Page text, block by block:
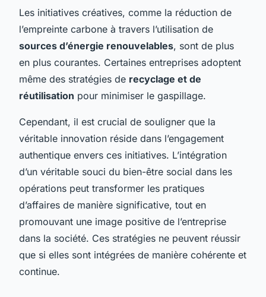
Les initiatives créatives, comme la réduction de
l’empreinte carbone à travers l’utilisation de
sources d’énergie renouvelables, sont de plus
en plus courantes. Certaines entreprises adoptent
même des stratégies de recyclage et de
réutilisation pour minimiser le gaspillage.
Cependant, il est crucial de souligner que la
véritable innovation réside dans l’engagement
authentique envers ces initiatives. L’intégration
d’un véritable souci du bien-être social dans les
opérations peut transformer les pratiques
d’affaires de manière significative, tout en
promouvant une image positive de l’entreprise
dans la société. Ces stratégies ne peuvent réussir
que si elles sont intégrées de manière cohérente et
continue.